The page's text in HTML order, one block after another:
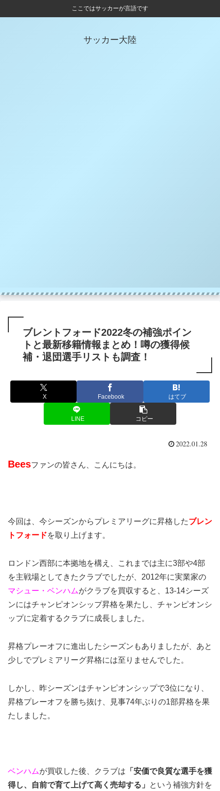
ここではサッカーが言語です
サッカー大陸
ブレントフォード2022冬の補強ポイン
トと最新移籍情報まとめ！噂の獲得候
補・退団選手リストも調査！
X Facebook はてブ
LINE コピー
2022.01.28
Beesファンの皆さん、こんにちは。
今回は、今シーズンからプレミアリーグに昇格したブレン
トフォードを取り上げます。
ロンドン西部に本拠地を構え、これまでは主に3部や4部
を主戦場としてきたクラブでしたが、2012年に実業家の
マシュー・ベンハムがクラブを買収すると、13-14シーズ
ンにはチャンピオンシップ昇格を果たし、チャンピオンシ
ップに定着するクラブに成長しました。
昇格プレーオフに進出したシーズンもありましたが、あと
少しでプレミアリーグ昇格には至りませんでした。
しかし、昨シーズンはチャンピオンシップで3位になり、
昇格プレーオフを勝ち抜け、見事74年ぶりの1部昇格を果
たしました。
ベンハムが買収した後、クラブは 「安価で良質な選手を獲
得し、自前で育て上げて高く売却する」
という補強方針を